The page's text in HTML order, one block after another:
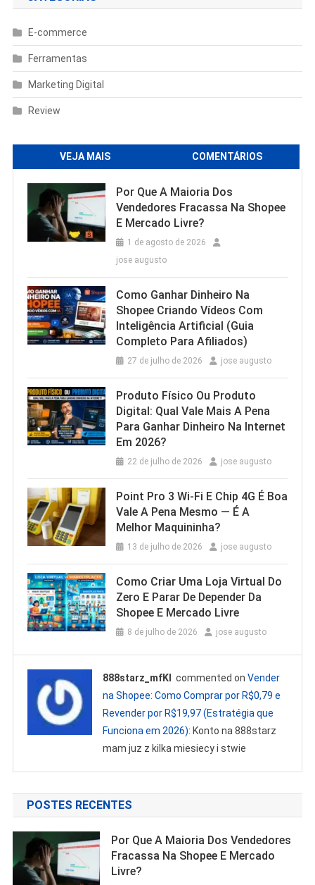
E-commerce
Ferramentas
Marketing Digital
Review
VEJA MAIS COMENTÁRIOS
Por Que A Maioria Dos
Vendedores Fracassa Na Shopee
E Mercado Livre?
1 de agosto de 2026
jose augusto
Como Ganhar Dinheiro Na
Shopee Criando Vídeos Com
Inteligência Artificial (Guia
Completo Para Afiliados)
27 de julho de 2026 jose augusto
Produto Físico Ou Produto
Digital: Qual Vale Mais A Pena
Para Ganhar Dinheiro Na Internet
Em 2026?
22 de julho de 2026 jose augusto
Point Pro 3 Wi‑Fi E Chip 4G É Boa
Vale A Pena Mesmo — É A
Melhor Maquininha?
13 de julho de 2026 jose augusto
Como Criar Uma Loja Virtual Do
Zero E Parar De Depender Da
Shopee E Mercado Livre
8 de julho de 2026 jose augusto
888starz_mfKl commented onVender
na Shopee: Como Comprar por R$0,79 e
Revender por R$19,97 (Estratégia que
Funciona em 2026): Konto na 888starz
mam juz z kilka miesiecy i stwie
POSTES RECENTES
Por Que A Maioria Dos Vendedores
Fracassa Na Shopee E Mercado
Livre?